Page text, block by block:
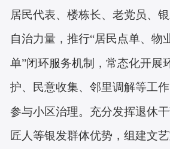
居民代表、楼栋长、老党员、
自治力量 ，推行“居民点单、物
单”闭环服务机制，常态化开展
护、民意收集、邻里调解等工
参与小区治理。充分发挥退休
匠人等银发群体优势，组建文